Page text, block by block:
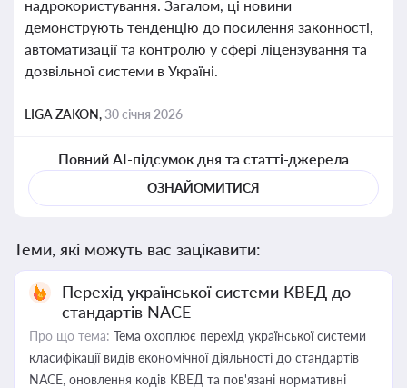
надрокористування. Загалом, ці новини
демонструють тенденцію до посилення законності,
автоматизації та контролю у сфері ліцензування та
дозвільної системи в Україні.
LIGA ZAKON,30 січня 2026
Повний AI-підсумок дня та статті-джерела
ОЗНАЙОМИТИСЯ
Теми, які можуть вас зацікавити:
Перехід української системи КВЕД до
стандартів NACE
Про що тема: Тема охоплює перехід української системи
класифікації видів економічної діяльності до стандартів
NACE, оновлення кодів КВЕД та пов'язані нормативні